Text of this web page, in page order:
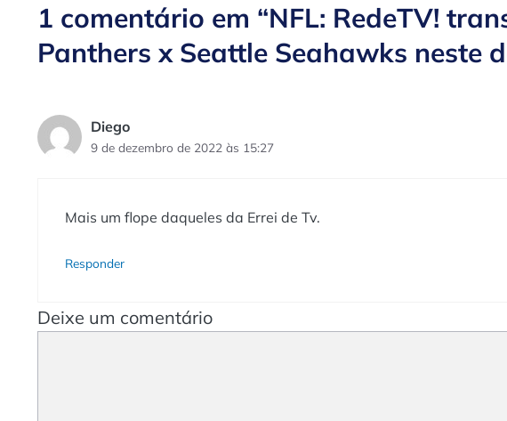
1 comentário em “NFL: RedeTV!
Panthers x Seattle Seahawks neste
Diego
9 de dezembro de 2022 às 15:27
Mais um flope daqueles da Errei de Tv.
Responder
Deixe um comentário